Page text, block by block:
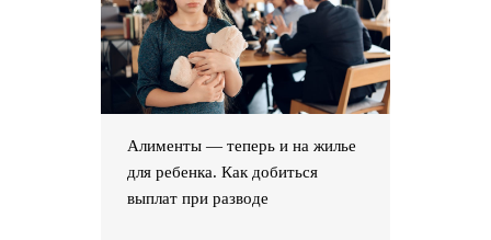
Алименты — теперь и на жилье
для ребенка. Как добиться
выплат при разводе